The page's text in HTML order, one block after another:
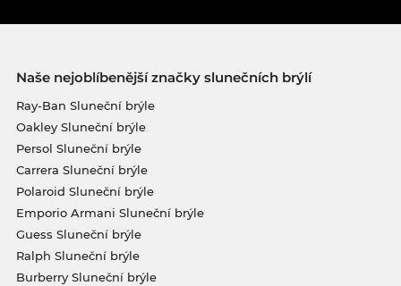
Naše nejoblíbenější značky slunečních brýlí
Ray-Ban Sluneční brýle
Oakley Sluneční brýle
Persol Sluneční brýle
Carrera Sluneční brýle
Polaroid Sluneční brýle
Emporio Armani Sluneční brýle
Guess Sluneční brýle
Ralph Sluneční brýle
Burberry Sluneční brýle